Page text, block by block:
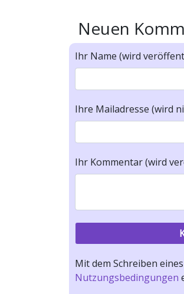
Neuen
Ihr Name (wird
Ihre Mailadresse (wird
Ihr Kommentar (wird
Mit dem Schreiben
Nutzungsbedingungen